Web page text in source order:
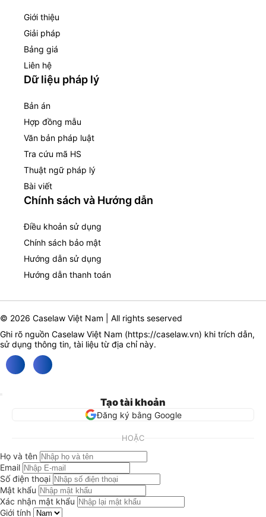
Giới thiệu
Giải pháp
Bảng giá
Liên hệ
Dữ liệu pháp lý
Bản án
Hợp đồng mẫu
Văn bản pháp luật
Tra cứu mã HS
Thuật ngữ pháp lý
Bài viết
Chính sách và Hướng dẫn
Điều khoản sử dụng
Chính sách bảo mật
Hướng dẫn sử dụng
Hướng dẫn thanh toán
© 2026 Caselaw Việt Nam | All rights seserved
Ghi rõ nguồn Caselaw Việt Nam (https://caselaw.vn) khi trích dẫn,
sử dụng thông tin, tài liệu từ địa chỉ này.
Tạo tài khoản
Đăng ký bằng Google
HOẶC
Họ và tên
Email
Số điện thoại
Mật khẩu
Xác nhận mật khẩu
Giới tính